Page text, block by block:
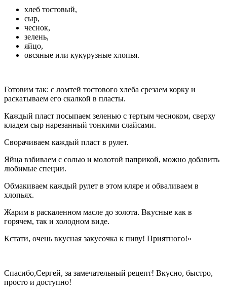
хлеб тостовый,
сыр,
чеснок,
зелень,
яйцо,
овсяные или кукурузные хлопья.
Готовим так: с ломтей тостового хлеба срезаем корку и
раскатываем его скалкой в пласты.
Каждый пласт посыпаем зеленью с тертым чесноком, сверху
кладем сыр нарезанный тонкими слайсами.
Сворачиваем каждый пласт в рулет.
Яйца взбиваем с солью и молотой паприкой, можно добавить
любимые специи.
Обмакиваем каждый рулет в этом кляре и обваливаем в
хлопьях.
Жарим в раскаленном масле до золота. Вкусные как в
горячем, так и холодном виде.
Кстати, очень вкусная закусочка к пиву! Приятного!»
Спасибо,Сергей, за замечательный рецепт! Вкусно, быстро,
просто и доступно!